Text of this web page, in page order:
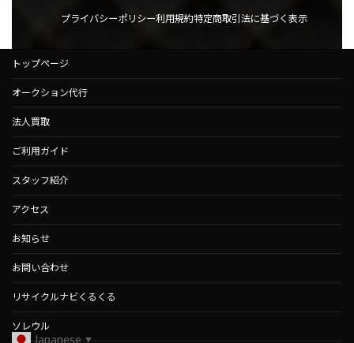
プライバシーポリシー利用規約特定商取引法に基づく表示
トップページ
オークション代行
法人買取
ご利用ガイド
スタッフ紹介
アクセス
お知らせ
お問い合わせ
リサイクルナビくるくる
ソレウル
Japanese ▼